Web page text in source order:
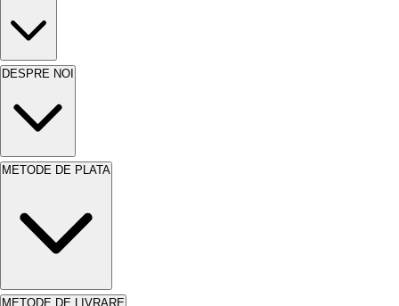
DESPRE NOI
METODE DE PLATA
METODE DE LIVRARE